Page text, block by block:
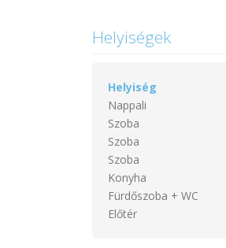
Helyiségek
Helyiség
Nappali
Szoba
Szoba
Szoba
Konyha
Fürdőszoba + WC
Előtér